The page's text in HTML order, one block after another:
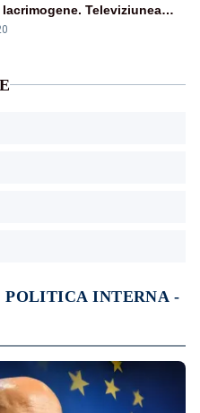
POLITICA INTERNA -
Televiziunea
apel la calm – LIVE TEXT